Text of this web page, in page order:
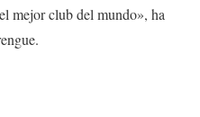
mejor club del mundo», ha